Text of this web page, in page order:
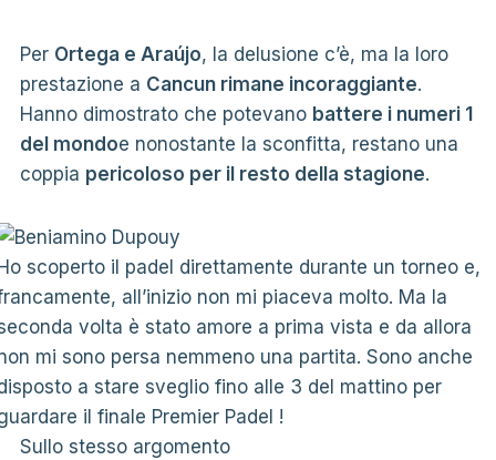
Per Ortega e Araújo, la delusione c’è, ma la loro
prestazione a Cancun rimane incoraggiante.
Hanno dimostrato che potevano battere i numeri 1
del mondoe nonostante la sconfitta, restano una
coppia pericoloso per il resto della stagione.
scoperto il padel direttamente durante un torneo e,
all’inizio non mi piaceva molto. Ma la
volta è stato amore a prima vista e da allora
mi sono persa nemmeno una partita. Sono anche
a stare sveglio fino alle 3 del mattino per
il finale Premier Padel !
Sullo stesso argomento